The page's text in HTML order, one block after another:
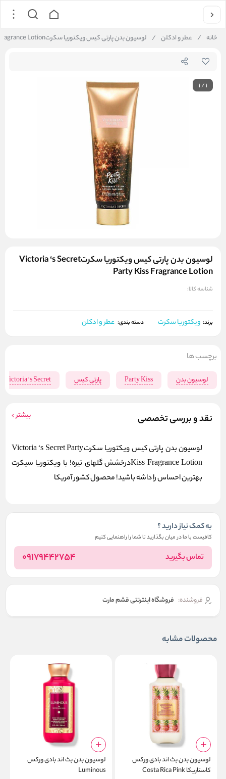
خانه / عطر و ادکلن / لوسیون بدن پارتی کیس ویکتوریا سکرتVictoria ‘s Secret Party Kiss Fragrance Lotion
1/1
لوسیون بدن پارتی کیس ویکتوریا سکرتVictoria ‘s Secret
Party Kiss Fragrance Lotion
شناسه کالا:
برند: ویکتوریا سکرت دسته بندی: عطر و ادکلن
نقد و بررسی تخصصی بیشتر
لوسیون بدن پارتی کیس ویکتوریا سکرتVictoria ‘s Secret Party
Kiss Fragrance Lotionدرخشش گلهای تیره! با ویکتوریا سیکرت
بهترین احساس را داشه باشید! محصول کشور آمریکا
به کمک نیاز دارید ؟
کافیست با ما در میان بگذارید تا شما را راهنمایی کنیم
تماس بگیرید 09179442754
فروشنده: فروشگاه اینترنتی قشم مارت
برچسب ها
لوسیون بدن Party Kiss پارتی کیس Victoria 's Secret
محصولات مشابه
لوسیون بدن بث اند بادی ورکس
کاستاریکا Costa Rica Pink
لوسیون بدن بث اند بادی ورکس
Luminous